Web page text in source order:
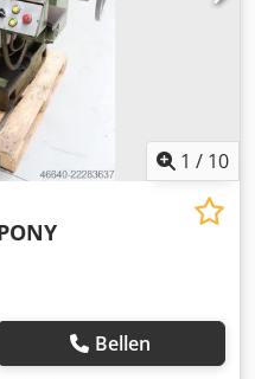
1 / 10
Bellen